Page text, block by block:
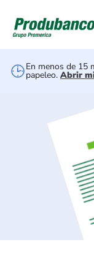
En menos de 15
papeleo. Abrir